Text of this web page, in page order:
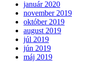
január 2020
november 2019
október 2019
august 2019
júl 2019
jún 2019
máj 2019